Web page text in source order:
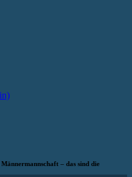
– das sind die